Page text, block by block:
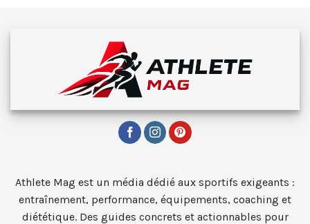
Athlete Mag est un média dédié aux sportifs exigeants :
entraînement, performance, équipements, coaching et
diététique. Des guides concrets et actionnables pour